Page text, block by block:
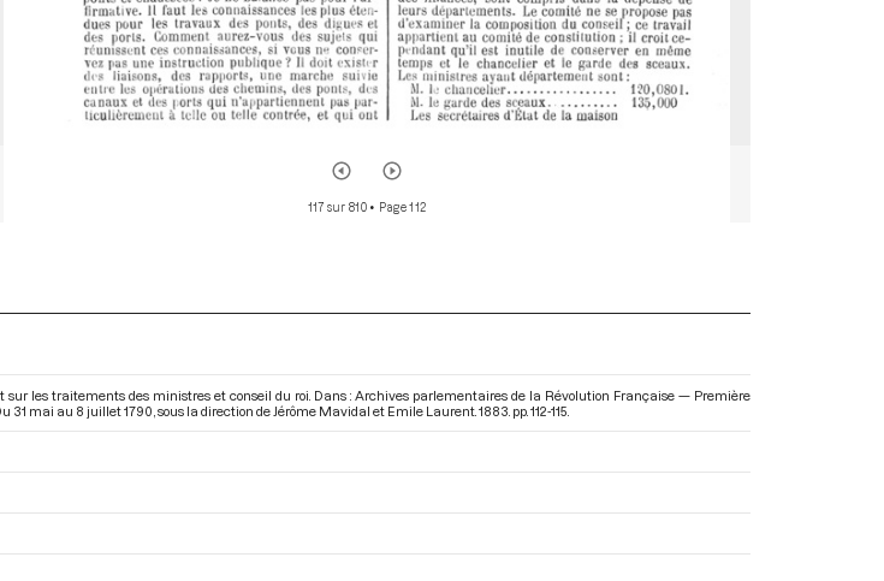
117 sur 810• Page 112
sur les traitements des ministres et conseil du roi. Dans : Archives parlementaires de la Révolution Française — Première
31 mai au 8 juillet 1790 , sous la direction de Jérôme Mavidal et Emile Laurent. 1883. pp. 112-115.